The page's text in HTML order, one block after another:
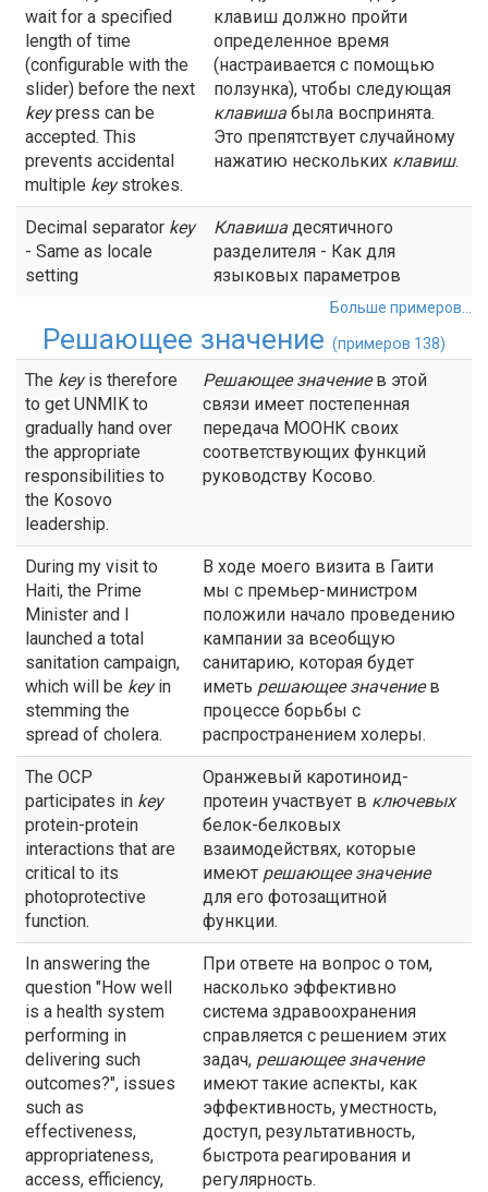
wait for a specified
length of time
(configurable with the
slider) before the next
keypress can be
accepted. This
prevents accidental
multiple keystrokes.
клавиш должно пройти
определенное время
(настраивается с помощью
ползунка), чтобы следующая
клавиша была воспринята.
Это препятствует случайному
нажатию нескольких клавиш.
Decimal separator key
- Same as locale
setting
Клавиша десятичного
разделителя - Как для
языковых параметров
Больше примеров...
Решающее значение (примеров 138)
The keyis therefore
to get UNMIK to
gradually hand over
the appropriate
responsibilities to
the Kosovo
leadership.
Решающее значениев этой
связи имеет постепенная
передача МООНК своих
соответствующих функций
руководству Косово.
During my visit to
Haiti, the Prime
Minister and I
launched a total
sanitation campaign,
which will be keyin
stemming the
spread of cholera.
В ходе моего визита в Гаити
мы с премьер-министром
положили начало проведению
кампании за всеобщую
санитарию, которая будет
иметь решающее значениев
процессе борьбы с
распространением холеры.
The OCP
participates in key
protein-protein
interactions that are
critical to its
photoprotective
function.
Оранжевый каротиноид-
протеин участвует в ключевых
белок-белковых
взаимодействях, которые
имеют решающее значение
для его фотозащитной
функции.
In answering the
question "How well
is a health system
performing in
delivering such
outcomes?", issues
such as
effectiveness,
appropriateness,
access, efficiency,
При ответе на вопрос о том,
насколько эффективно
система здравоохранения
справляется с решением этих
задач, решающее значение
имеют такие аспекты, как
эффективность, уместность,
доступ, результативность,
быстрота реагирования и
регулярность.